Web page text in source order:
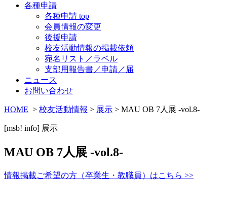
各種申請
各種申請 top
会員情報の変更
後援申請
校友活動情報の掲載依頼
宛名リスト／ラベル
支部用報告書／申請／届
ニュース
お問い合わせ
HOME > 校友活動情報 > 展示 > MAU OB 7人展 -vol.8-
[msb! info] 展示
MAU OB 7人展 -vol.8-
情報掲載ご希望の方（卒業生・教職員）はこちら >>